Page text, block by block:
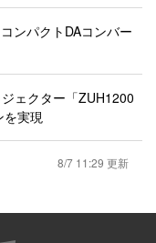
ンパクトDAコンバー
ェクター「ZUH1200
を実現
8/7 11:29 更新